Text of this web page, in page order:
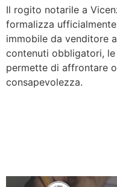
Il rogito notarile a
formalizza
immobile da venditore
contenuti obbligatori,
permette di affrontare
consapevolezza.